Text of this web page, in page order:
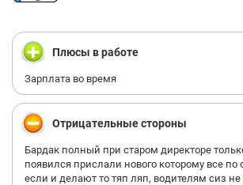
Плюсы в работе
Зарплата во время
Отрицательные стороны
Бардак полный при старом директоре
появился прислали нового которому все по
если и делают то тяп ляп, водителям сиз